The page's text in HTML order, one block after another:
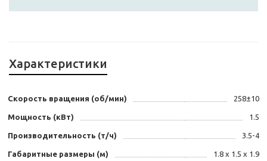
Характеристики
Скорость вращения (об/мин) 258±10
Мощность (кВт) 1.5
Производительность (т/ч) 3.5-4
Габаритные размеры (м) 1.8 x 1.5 x 1.9